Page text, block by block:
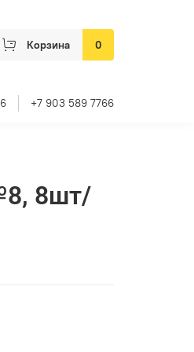
Корзина 0
+7 903 589 7766
8шт/